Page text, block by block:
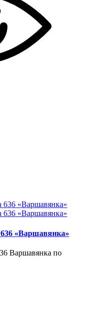
«Варшавянка»
Варшавянка по